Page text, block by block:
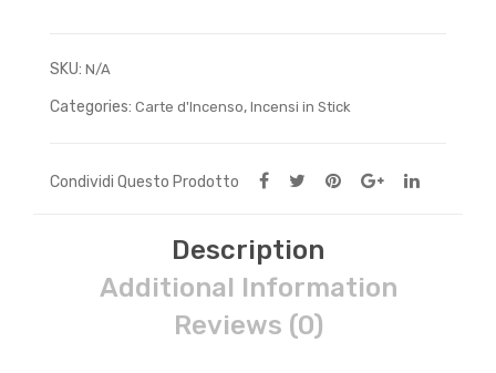
SKU: N/A
Categories: Carte d'Incenso, Incensi in Stick
Condividi Questo Prodotto
Description
Additional Information
Reviews (0)